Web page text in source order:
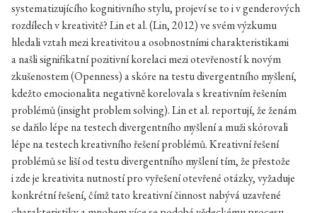
systematizujícího kognitivního stylu, projeví se to i v genderových
rozdílech v kreativitě? Lin et al. (Lin, 2012) ve svém výzkumu
hledali vztah mezi kreativitou a osobnostními charakteristikami
a našli signifikatní pozitivní korelaci mezi otevřeností k novým
zkušenostem (Openness) a skóre na testu divergentního myšlení,
kdežto emocionalita negativně korelovala s kreativním řešením
problémů (insight problem solving). Lin et al. reportují, že ženám
se dařilo lépe na testech divergentního myšlení a muži skórovali
lépe na testech kreativního řešení problémů. Kreativní řešení
problémů se liší od testu divergentního myšlení tím, že přestože
i zde je kreativita nutností pro vyřešení otevřené otázky, vyžaduje
konkrétní řešení, čímž tato kreativní činnost nabývá uzavřené